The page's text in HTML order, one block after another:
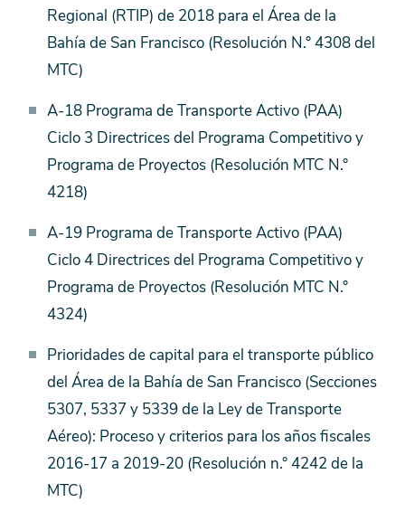
Regional (RTIP) de 2018 para el Área de la
Bahía de San Francisco (Resolución N.° 4308 del
MTC)
A-18 Programa de Transporte Activo (PAA)
Ciclo 3 Directrices del Programa Competitivo y
Programa de Proyectos (Resolución MTC N.°
4218)
A-19 Programa de Transporte Activo (PAA)
Ciclo 4 Directrices del Programa Competitivo y
Programa de Proyectos (Resolución MTC N.°
4324)
Prioridades de capital para el transporte público
del Área de la Bahía de San Francisco (Secciones
5307, 5337 y 5339 de la Ley de Transporte
Aéreo): Proceso y criterios para los años fiscales
2016-17 a 2019-20 (Resolución n.° 4242 de la
MTC)